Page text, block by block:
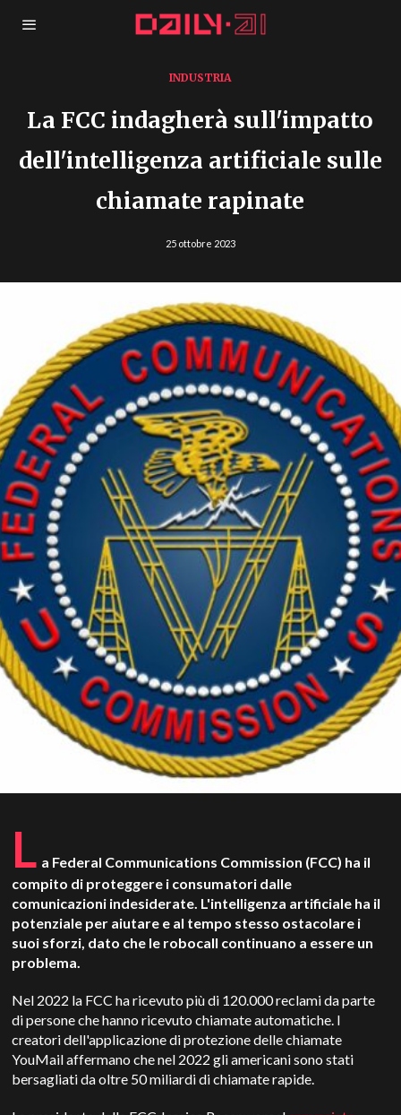
INDUSTRIA
La FCC indagherà sull'impatto
dell'intelligenza artificiale sulle
chiamate rapinate
25 ottobre 2023
L a Federal Communications Commission (FCC) ha il
compito di proteggere i consumatori dalle
comunicazioni indesiderate. L'intelligenza artificiale ha il
potenziale per aiutare e al tempo stesso ostacolare i
suoi sforzi, dato che le robocall continuano a essere un
problema.
Nel 2022 la FCC ha ricevuto più di 120.000 reclami da parte
di persone che hanno ricevuto chiamate automatiche. I
creatori dell'applicazione di protezione delle chiamate
YouMail affermano che nel 2022 gli americani sono stati
bersagliati da oltre 50 miliardi di chiamate rapide.